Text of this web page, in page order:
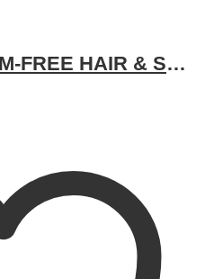
CURLYWORLD SHAM-FREE HAIR & SCALP CLEANSER